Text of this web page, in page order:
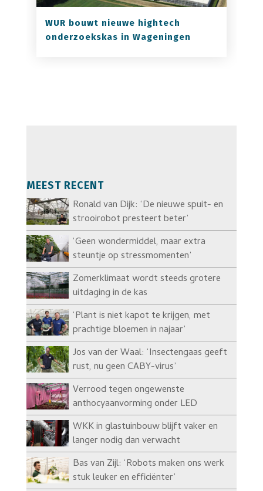
WUR bouwt nieuwe hightech
onderzoekskas in Wageningen
MEEST RECENT
Ronald van Dijk: ‘De nieuwe spuit- en
strooirobot presteert beter’
‘Geen wondermiddel, maar extra
steuntje op stressmomenten’
Zomerklimaat wordt steeds grotere
uitdaging in de kas
‘Plant is niet kapot te krijgen, met
prachtige bloemen in najaar’
Jos van der Waal: ‘Insectengaas geeft
rust, nu geen CABY-virus’
Verrood tegen ongewenste
anthocyaanvorming onder LED
WKK in glastuinbouw blijft vaker en
langer nodig dan verwacht
Bas van Zijl: ‘Robots maken ons werk
stuk leuker en efficiënter’